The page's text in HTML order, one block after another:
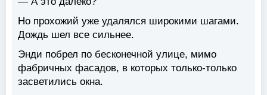
Но прохожий уже удалялся широкими шагами.
Дождь шел все сильнее.
Энди побрел по бесконечной улице, мимо
фабричных фасадов, в которых только-только
засветились окна.